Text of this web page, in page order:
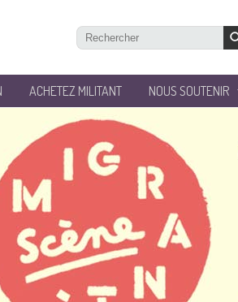
ACHETEZ MILITANT NOUS SOUTENIR